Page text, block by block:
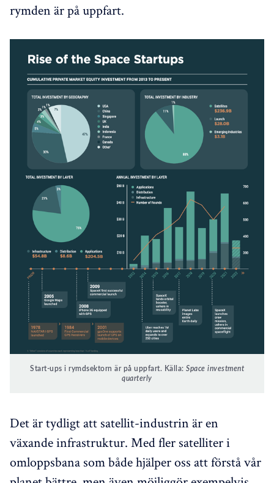
rymden är på uppfart.
Start-ups i rymdsektorn är på uppfart. Källa: Space investment
quarterly
Det är tydligt att satellit-industrin är en
växande infrastruktur. Med fler satelliter i
omloppsbana som både hjälper oss att förstå vår